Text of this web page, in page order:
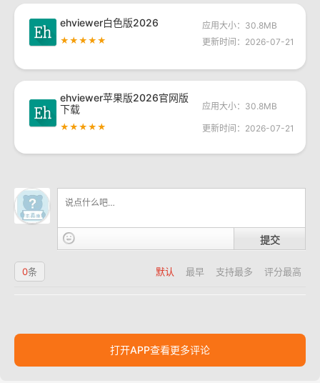
ehviewer白色版2026
★★★★★
应用大小：30.8MB
更新时间：2026-07-21
ehviewer苹果版2026官网版
下载
★★★★★
应用大小：30.8MB
更新时间：2026-07-21
提交
默认 最早 支持最多 评分最高
0条
打开APP查看更多评论